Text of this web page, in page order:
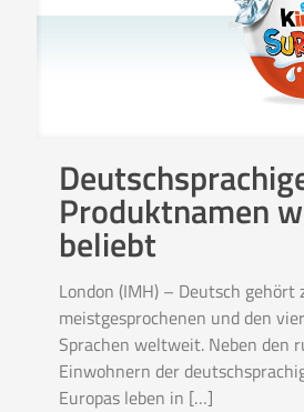
Produktnamen
beliebt
London (IMH) – Deutsch gehört
meistgesprochenen und den
Sprachen weltweit. Neben den
Einwohnern der
Europas leben in […]